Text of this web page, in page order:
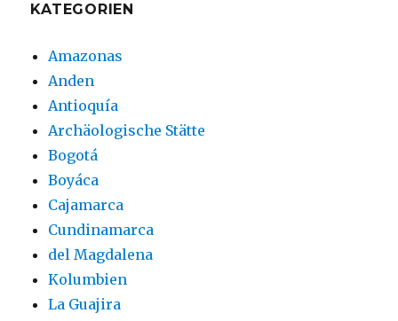
KATEGORIEN
Amazonas
Anden
Antioquía
Archäologische Stätte
Bogotá
Boyáca
Cajamarca
Cundinamarca
del Magdalena
Kolumbien
La Guajira